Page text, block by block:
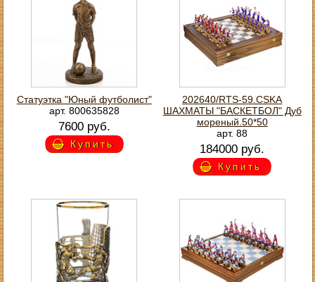
Статуэтка "Юный футболист"
арт. 800635828
7600 руб.
Купить
202640/RTS-59.CSKA
ШАХМАТЫ "БАСКЕТБОЛ" Дуб
мореный.50*50
арт. 88
184000 руб.
Купить